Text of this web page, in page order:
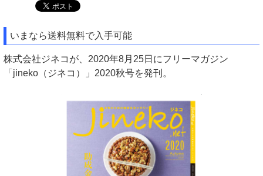
いまなら送料無料で入手可能
株式会社ジネコが、2020年8月25日にフリーマガジン
「jineko（ジネコ）」2020秋号を発刊。